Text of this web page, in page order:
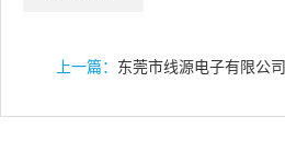
上一篇： 东莞市线源电子有限公司